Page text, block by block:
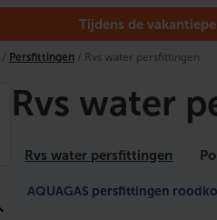
Tijdens de
/ Persfittingen / Rvs water persfittingen
Rvs water
Rvs water persfittingen
AQUAGAS persfittingen